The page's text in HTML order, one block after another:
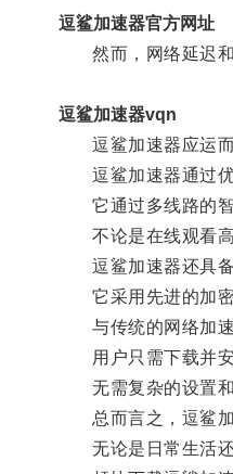
逗鲨加速器官方网址
然而，网络延迟和
逗鲨加速器vqn
逗鲨加速器应运而
逗鲨加速器通过优
它通过多线路的智
不论是在线观看高
逗鲨加速器还具备
它采用先进的加密
与传统的网络加速
用户只需下载并安
无需复杂的设置和
总而言之，逗鲨加
无论是日常生活还